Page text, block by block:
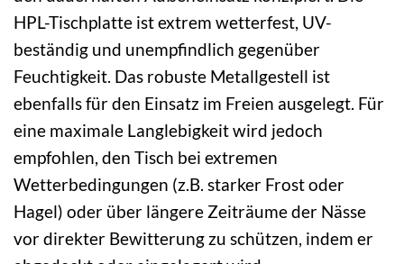
HPL-Tischplatte ist extrem wetterfest, UV-
beständig und unempfindlich gegenüber
Feuchtigkeit. Das robuste Metallgestell ist
ebenfalls für den Einsatz im Freien ausgelegt. Für
eine maximale Langlebigkeit wird jedoch
empfohlen, den Tisch bei extremen
Wetterbedingungen (z.B. starker Frost oder
Hagel) oder über längere Zeiträume der Nässe
vor direkter Bewitterung zu schützen, indem er